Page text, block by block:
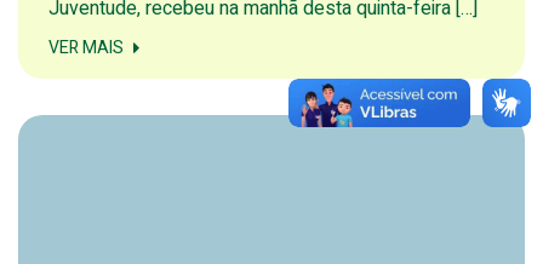
Juventude, recebeu na manhã desta quinta-feira […]
VER MAIS